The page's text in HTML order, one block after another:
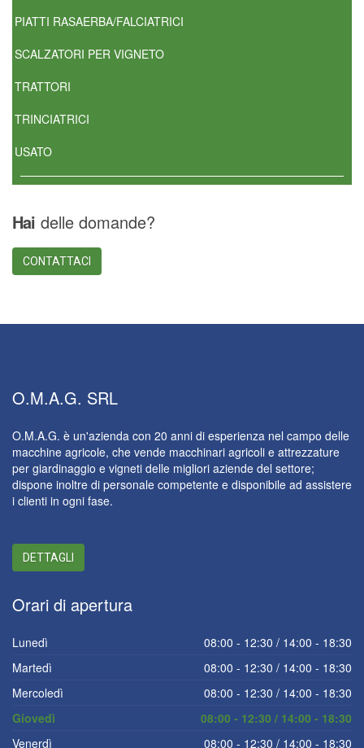
PIATTI RASAERBA/FALCIATRICI
SCALZATORI PER VIGNETO
TRATTORI
TRINCIATRICI
USATO
Hai delle domande?
CONTATTACI
O.M.A.G. SRL
O.M.A.G. è un'azienda con 20 anni di esperienza nel campo delle
macchine agricole, che vende macchinari agricoli e attrezzature
per giardinaggio e vigneti delle migliori aziende del settore;
dispone inoltre di personale competente e disponibile ad assistere
i clienti in ogni fase.
DETTAGLI
Orari di apertura
Lunedì
08:00 - 12:30 / 14:00 - 18:30
Martedì
08:00 - 12:30 / 14:00 - 18:30
Mercoledì
08:00 - 12:30 / 14:00 - 18:30
Giovedì
08:00 - 12:30 / 14:00 - 18:30
Venerdì
08:00 - 12:30 / 14:00 - 18:30